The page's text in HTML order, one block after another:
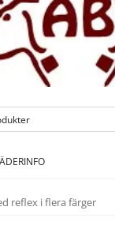
reflex i flera färger